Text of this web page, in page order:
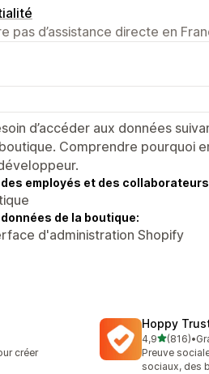
pas d’assistance directe en
d’accéder aux données
Comprendre pourquoi
employés et des
de la boutique:
d'administration Shopify
créer
Hoppy
4,9étoile(s)
(816)
816 avis au
•
Preuve
sociaux, des